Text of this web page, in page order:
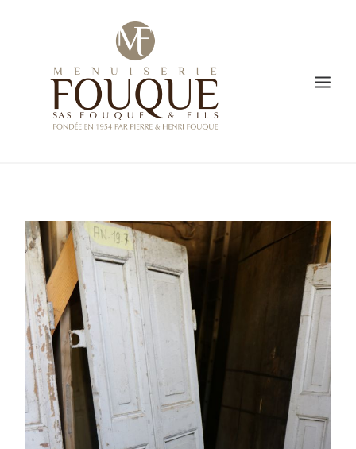
SAVOIR-FAIRE
CREATION
L’ATELIER DE FABRICATION
GALERIE
VIDÉO
PORTES ANCIENNES